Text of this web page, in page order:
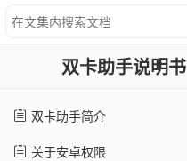
双卡助手说明书
双卡助手简介
关于安卓权限